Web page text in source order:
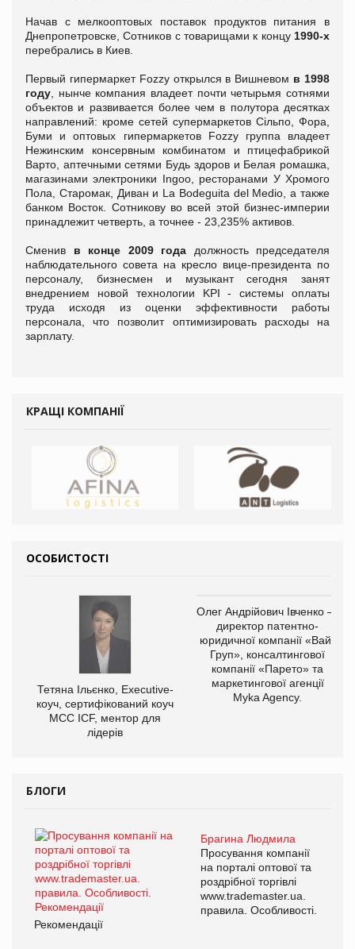
Начав с мелкооптовых поставок продуктов питания в
Днепропетровске, Сотников с товарищами к концу 1990-х
перебрались в Киев.
Первый гипермаркет Fozzy открылся в Вишневом в 1998
году , нынче компания владеет почти четырьмя сотнями
объектов и развивается более чем в полутора десятках
направлений: кроме сетей супермаркетов Сільпо, Фора,
Буми и оптовых гипермаркетов Fozzy группа владеет
Нежинским консервным комбинатом и птицефабрикой
Варто, аптечными сетями Будь здоров и Белая ромашка,
магазинами электроники Ingoo, ресторанами У Хромого
Пола, Старомак, Диван и La Bodeguita del Medio, а также
банком Восток. Сотникову во всей этой бизнес-империи
принадлежит четверть, а точнее - 23,235% активов.
Сменив в конце 2009 года должность председателя
наблюдательного совета на кресло вице-президента по
персоналу, бизнесмен и музыкант сегодня занят
внедрением новой технологии KPI - системы оплаты
труда исходя из оценки эффективности работы
персонала, что позволит оптимизировать расходы на
зарплату.
КРАЩІ КОМПАНІЇ
ОСОБИСТОСТІ
Тетяна Ільєнко, Executive-
коуч, сертифікований коуч
МСС ICF, ментор для
лідерів
Олег Андрійович Івченко —
директор патентно-
юридичної компанії «Вайз
Груп», консалтингової
компанії «Парето» та
маркетингової агенції
Myka Agency.
БЛОГИ
Брагина Людмила
Просування компанії
на порталі оптової та
роздрібної торгівлі
www.trademaster.ua.
правила. Особливості.
Рекомендації